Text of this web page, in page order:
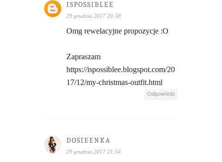
ISPOSSIBLEE
29 grudnia 2017 20:58
Omg rewelacyjne propozycje :O
Zapraszam
https://ispossiblee.blogspot.com/20
17/12/my-christmas-outfit.html
Odpowiedz
DOSIEENKA
29 grudnia 2017 21:34